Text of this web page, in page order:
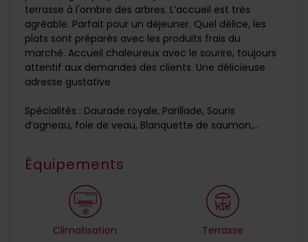
terrasse à l'ombre des arbres. L’accueil est très
agréable. Parfait pour un déjeuner. Quel délice, les
plats sont préparés avec les produits frais du
marché. Accueil chaleureux avec le sourire, toujours
attentif aux demandes des clients. Une délicieuse
adresse gustative
Spécialités : Daurade royale, Parillade, Souris
d’agneau, foie de veau, Blanquette de saumon,...
Équipements
Climatisation Terrasse